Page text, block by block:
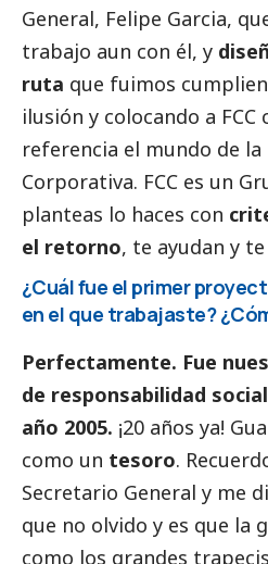
General, Felipe Garcia,
trabajo aun con él, y
ruta que fuimos
ilusión y colocando a
referencia el mundo de la
Corporativa. FCC es un
planteas lo haces con
el retorno, te ayudan y
¿Cuál fue el primer
en el que trabajaste?
Perfectamente. Fue
de responsabilidad social
año 2005. ¡20 años ya!
como un tesoro.
Secretario General y me
que no olvido y es que la
como los grandes